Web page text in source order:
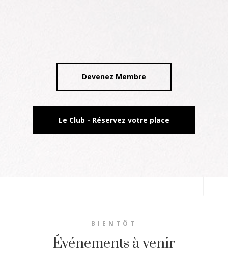
Devenez Membre
Le Club - Réservez votre place
BIENTÔT
Événements à venir